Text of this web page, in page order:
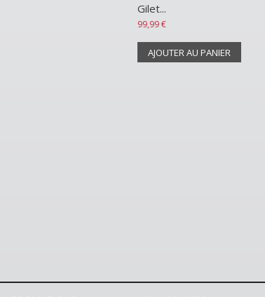
Gilet...
99,99 €
AJOUTER AU PANIER